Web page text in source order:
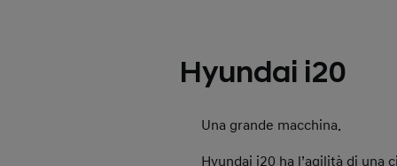
Hyundai i20
Una grande macchina.
Hyundai i20 ha l’agilità di una